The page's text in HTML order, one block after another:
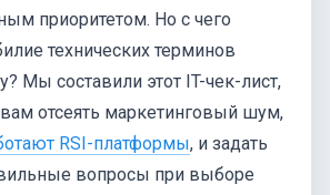
приоритетом. Но с чего
технических терминов
Мы составили этот IT-чек-лист,
отсеять маркетинговый шум,
RSI-платформы, и задать
вопросы при выборе